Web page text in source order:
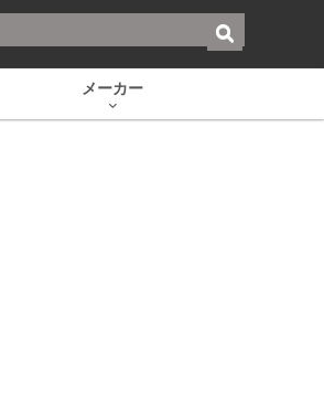
メーカー